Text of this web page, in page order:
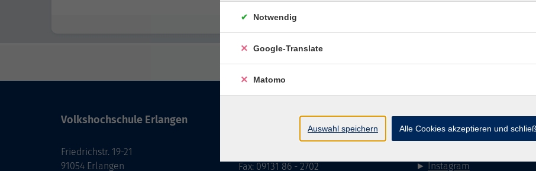
Impressum AGB Datenschutzerklärung
Volkshochschule Erlangen
Friedrichstr. 19-21
91054 Erlangen
Fax: 09131 86 - 2702
Social Media
► Instagram
Notwendig
Google-Translate
Matomo
Auswahl speichern Alle Cookies akzeptieren und